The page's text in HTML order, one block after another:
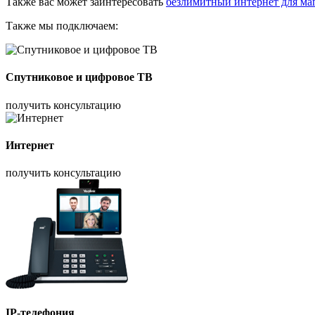
Также мы подключаем:
Спутниковое и цифровое ТВ
получить консультацию
Интернет
получить консультацию